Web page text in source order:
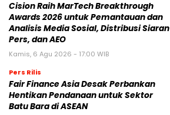
Cision Raih MarTech Breakthrough
Awards 2026 untuk Pemantauan dan
Analisis Media Sosial, Distribusi Siaran
Pers, dan AEO
Kamis, 6 Agu 2026 - 17:00 WIB
Pers Rilis
Fair Finance Asia Desak Perbankan
Hentikan Pendanaan untuk Sektor
Batu Bara di ASEAN